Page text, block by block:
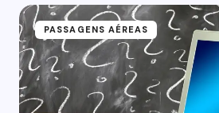
PASSAGENS AÉREAS